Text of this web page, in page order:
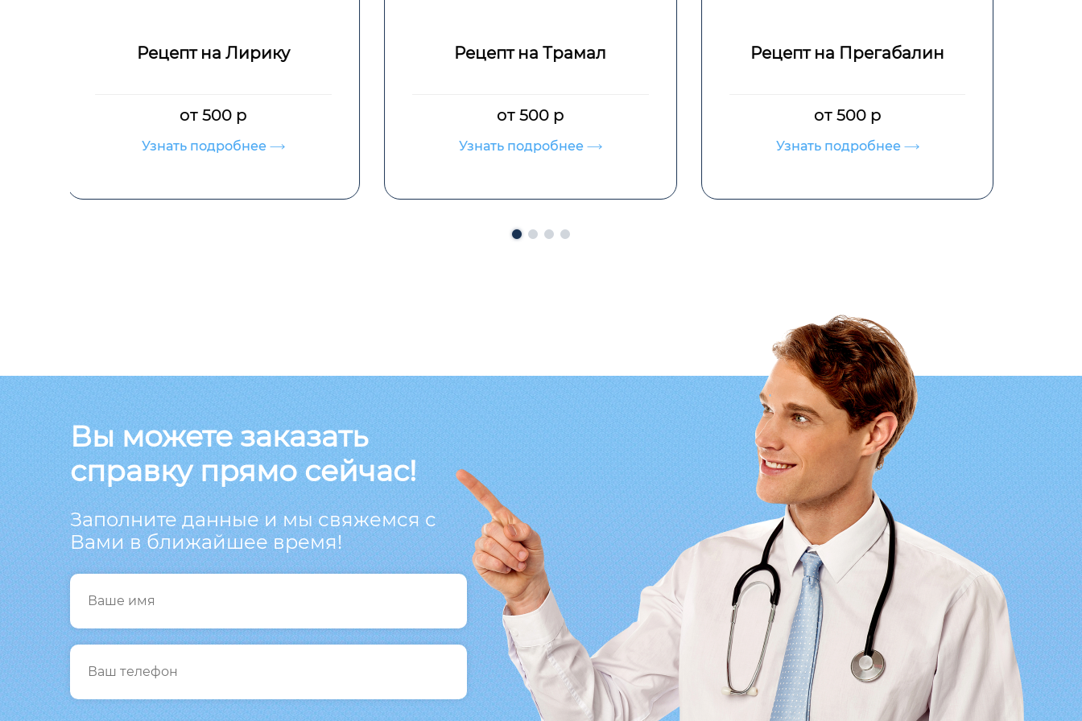
Рецепт на Трамал
от 500 р
Узнать подробнее
Рецепт на Прегабалин
от 500 р
Узнать подробнее
Рецепт Трамадол
от 500 р
Узнать подробнее
Вы можете заказать
справку прямо сейчас!
Заполните данные и мы свяжемся с
Вами в ближайшее время!